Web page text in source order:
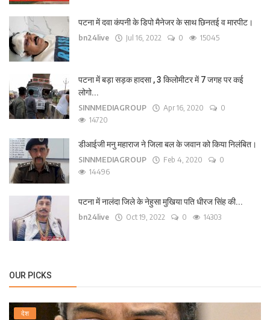
पटना में दवा कंपनी के डिपो मैनेजर के साथ छिनतई व मारपीट।
bn24live Jul 16, 2022 0 15045
पटना में बड़ा सड़क हादसा , 3 किलोमीटर में 7 जगह पर कई
लोगो...
SINNMEDIAGROUP Apr 16, 2020
0
14720
डीआईजी मनु महाराज ने जिला बल के जवान को किया निलंबित।
SINNMEDIAGROUP Feb 4, 2020
0
14496
पटना में नालंदा जिले के नेहुसा मुखिया पति धीरज सिंह की...
bn24live Oct 19, 2022 0 14303
OUR PICKS
देश